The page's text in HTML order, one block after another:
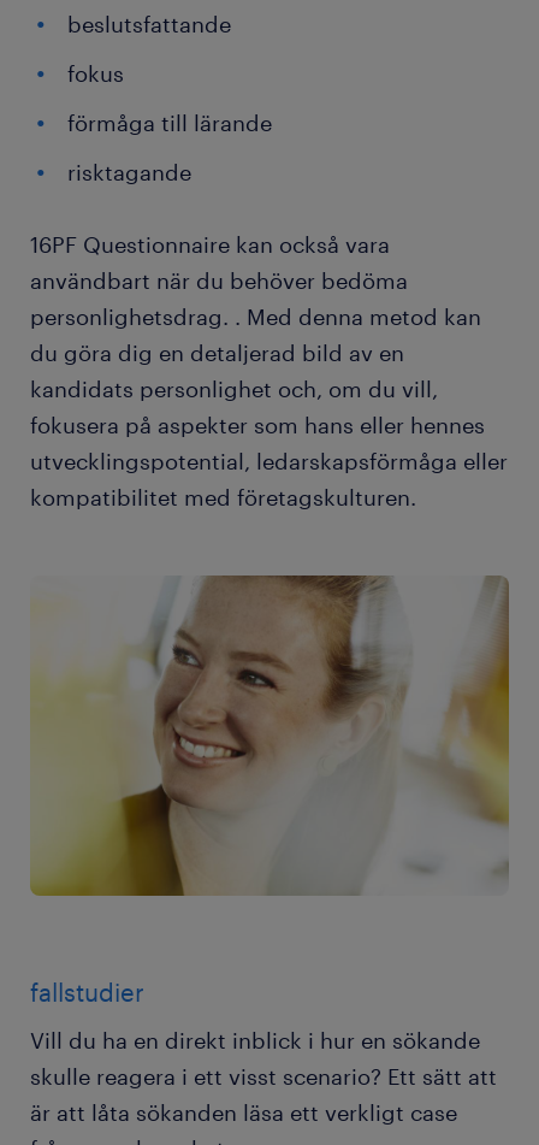
beslutsfattande
fokus
förmåga till lärande
risktagande
16PF Questionnaire kan också vara
användbart när du behöver bedöma
personlighetsdrag. . Med denna metod kan
du göra dig en detaljerad bild av en
kandidats personlighet och, om du vill,
fokusera på aspekter som hans eller hennes
utvecklingspotential, ledarskapsförmåga eller
kompatibilitet med företagskulturen.
fallstudier
Vill du ha en direkt inblick i hur en sökande
skulle reagera i ett visst scenario? Ett sätt att
är att låta sökanden läsa ett verkligt case